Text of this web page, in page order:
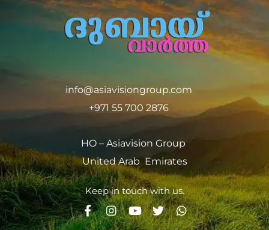
info@asiavisiongroup.com
+971 55 700 2876
HO – Asiavision Group
United Arab Emirates
Keep in touch with us.